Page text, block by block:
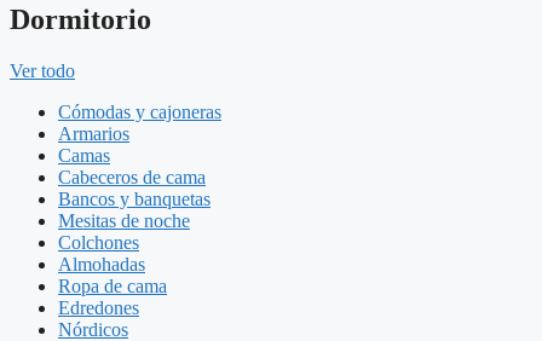
Dormitorio
Ver todo
Cómodas y cajoneras
Armarios
Camas
Cabeceros de cama
Bancos y banquetas
Mesitas de noche
Colchones
Almohadas
Ropa de cama
Edredones
Nórdicos